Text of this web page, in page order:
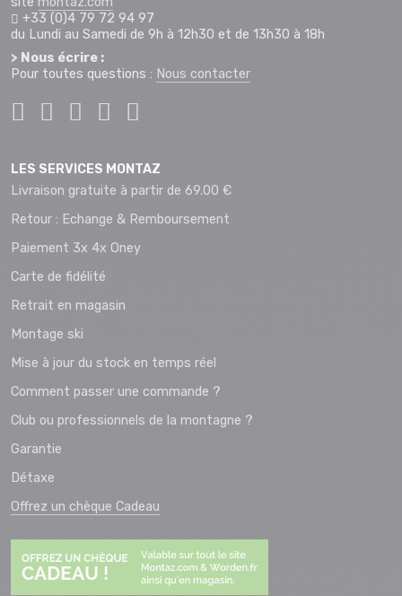
+33 (0)4 79 72 94 97
du Lundi au Samedi de 9h à 12h30 et de 13h30 à 18h
> Nous écrire :
Pour toutes questions : Nous contacter
LES SERVICES MONTAZ
Livraison gratuite à partir de 69.00 €
Retour : Echange & Remboursement
Paiement 3x 4x Oney
Carte de fidélité
Retrait en magasin
Montage ski
Mise à jour du stock en temps réel
Comment passer une commande ?
Club ou professionnels de la montagne ?
Garantie
Détaxe
Offrez un chèque Cadeau